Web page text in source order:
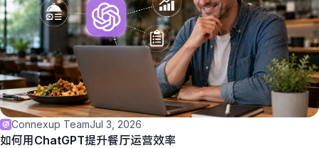
Connexup TeamJul 3, 2026
如何用ChatGPT提升餐厅运营效率